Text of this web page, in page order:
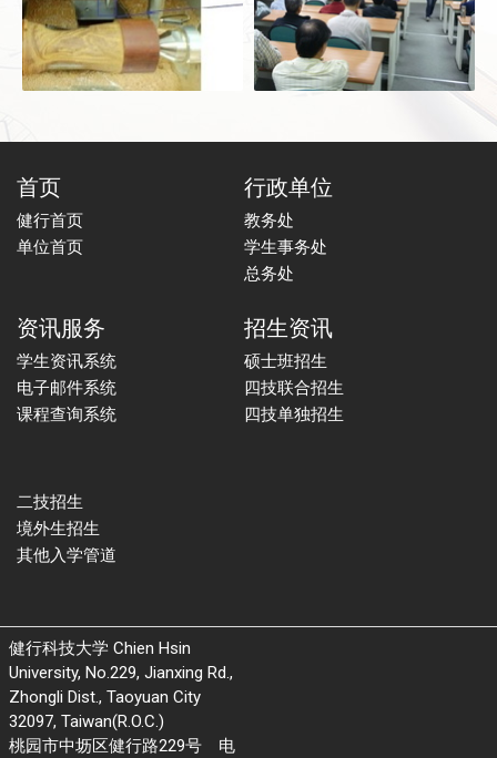
首页
健行首页
单位首页
行政单位
教务处
学生事务处
总务处
资讯服务
学生资讯系统
电子邮件系统
课程查询系统
招生资讯
硕士班招生
四技联合招生
四技单独招生
二技招生
境外生招生
其他入学管道
健行科技大学 Chien Hsin
University, No.229, Jianxing Rd.,
Zhongli Dist., Taoyuan City
32097, Taiwan(R.O.C.)
桃园市中坜区健行路229号 电